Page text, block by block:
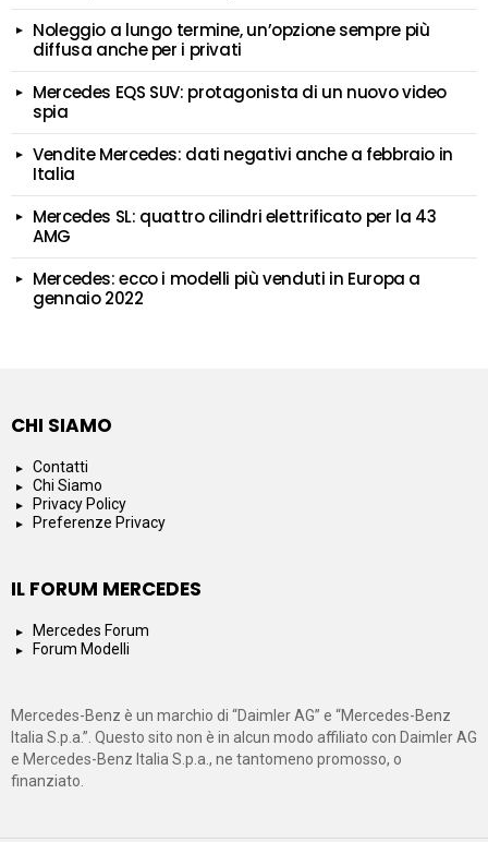
Noleggio a lungo termine, un’opzione sempre più
diffusa anche per i privati
Mercedes EQS SUV: protagonista di un nuovo video
spia
Vendite Mercedes: dati negativi anche a febbraio in
Italia
Mercedes SL: quattro cilindri elettrificato per la 43
AMG
Mercedes: ecco i modelli più venduti in Europa a
gennaio 2022
CHI SIAMO
Contatti
Chi Siamo
Privacy Policy
Preferenze Privacy
IL FORUM MERCEDES
Mercedes Forum
Forum Modelli
Mercedes-Benz è un marchio di “Daimler AG” e “Mercedes-Benz
Italia S.p.a.”. Questo sito non è in alcun modo affiliato con Daimler AG
e Mercedes-Benz Italia S.p.a., ne tantomeno promosso, o
finanziato.